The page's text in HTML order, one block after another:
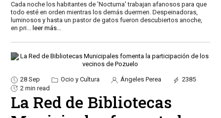
Cada noche los habitantes de 'Nocturna' trabajan afanosos para que
todo esté en orden mientras los demás duermen. Despeinadoras,
luminosos y hasta un pastor de gatos fueron descubiertos anoche,
en pri... leer más...
28 Sep Ocio y Cultura Ángeles Perea
2385
2 min read
La Red de Bibliotecas